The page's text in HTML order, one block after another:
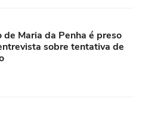
de Maria da Penha é preso
sobre tentativa de